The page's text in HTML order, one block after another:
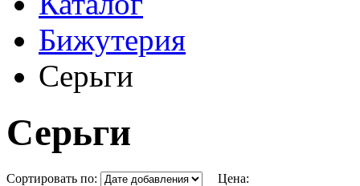
Бижутерия
Серьги
Серьги
Сортировать по:
Цена: